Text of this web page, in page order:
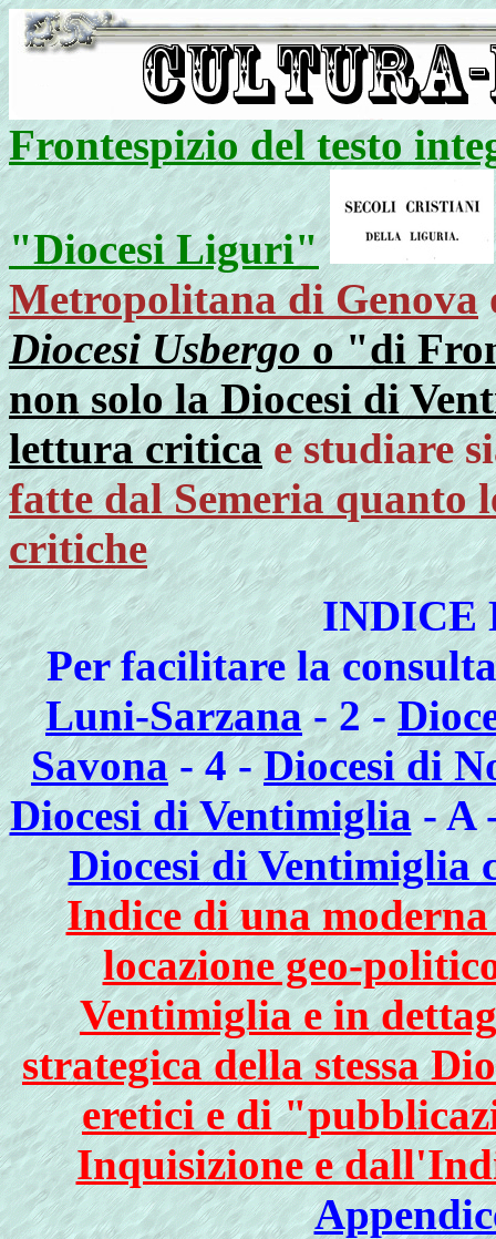
Frontespizio del testo
"Diocesi Liguri"
Metropolitana di Genova
Diocesi Usbergoo "di
non solo la Diocesi di
lettura criticae studiare
fatte dal Semeria quanto
critiche
INDICE
Per facilitare la
Luni-Sarzana- 2 -
Savona- 4 -Diocesi di
Diocesi di Ventimiglia- A
Diocesi di Ventimiglia
Indice di una
locazione geo-
Ventimiglia e in
strategica della stessa
eretici e di
Inquisizione e